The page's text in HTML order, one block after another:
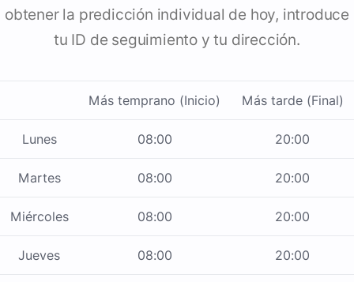
obtener la predicción individual de hoy, introduce
tu ID de seguimiento y tu dirección.
Más temprano (Inicio) Más tarde (Final)
Lunes 08:00 20:00
Martes 08:00 20:00
Miércoles 08:00 20:00
Jueves 08:00 20:00